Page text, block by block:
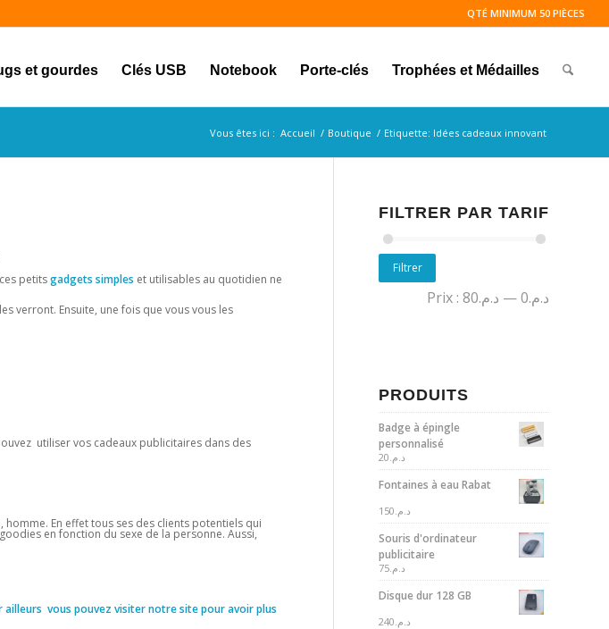
QTÉ MINIMUM 50 PIÈCES
et gourdes Clés USB Notebook Porte-clés Trophées et Médailles
Vous êtes ici : Accueil / Boutique / Etiquette: Idées cadeaux innovant
petitsgadgets simples et utilisables au quotidien ne
verront. Ensuite, une fois que vous vous les
utiliser vos cadeaux publicitaires dans des
En effet tous ses des clients potentiels qui
en fonction du sexe de la personne. Aussi,
ailleurs vous pouvez visiter notre site pour avoir plus
FILTRER PAR TARIF
Filtrer
Prix : د.م.0 — د.م.80
PRODUITS
Badge à épingle
personnalisé
د.م. 20
Fontaines à eau Rabat
د.م. 150
Souris d'ordinateur
publicitaire
د.م. 75
Disque dur 128 GB
د.م. 240